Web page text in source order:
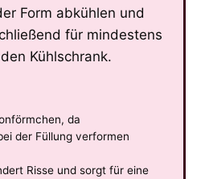
Form abkühlen und
für mindestens
Kühlschrank.
da
der Füllung verformen
Risse und sorgt für eine